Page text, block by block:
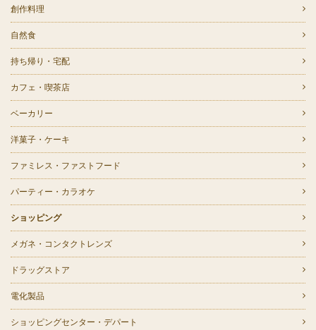
創作料理
自然食
持ち帰り・宅配
カフェ・喫茶店
ベーカリー
洋菓子・ケーキ
ファミレス・ファストフード
パーティー・カラオケ
ショッピング
メガネ・コンタクトレンズ
ドラッグストア
電化製品
ショッピングセンター・デパート